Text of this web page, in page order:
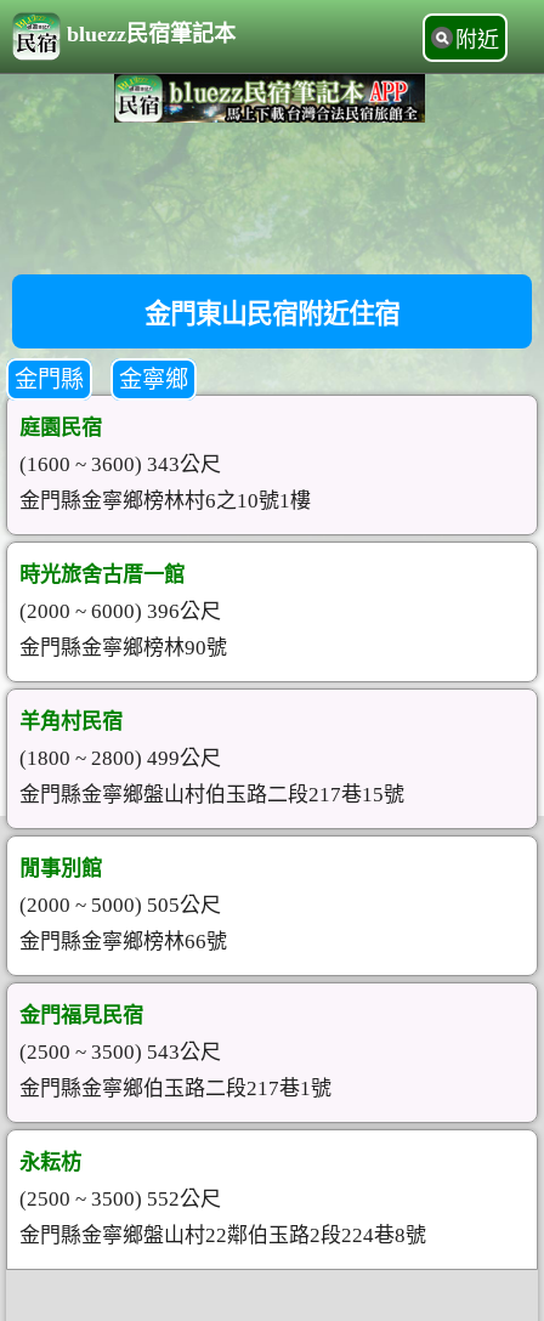
bluezz民宿筆記本 附近
金門東山民宿附近住宿
金門縣 金寧鄉
庭園民宿
(1600 ~ 3600) 343公尺
金門縣金寧鄉榜林村6之10號1樓
時光旅舍古厝一館
(2000 ~ 6000) 396公尺
金門縣金寧鄉榜林90號
羊角村民宿
(1800 ~ 2800) 499公尺
金門縣金寧鄉盤山村伯玉路二段217巷15號
閒事別館
(2000 ~ 5000) 505公尺
金門縣金寧鄉榜林66號
金門福見民宿
(2500 ~ 3500) 543公尺
金門縣金寧鄉伯玉路二段217巷1號
永耘枋
(2500 ~ 3500) 552公尺
金門縣金寧鄉盤山村22鄰伯玉路2段224巷8號